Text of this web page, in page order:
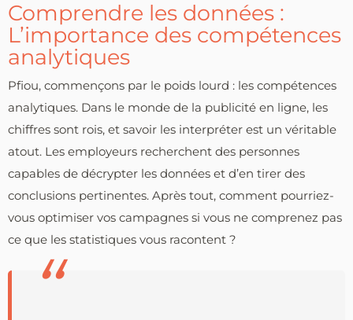
Comprendre les données :
L’importance des compétences
analytiques
Pfiou, commençons par le poids lourd : les compétences
analytiques. Dans le monde de la publicité en ligne, les
chiffres sont rois, et savoir les interpréter est un véritable
atout. Les employeurs recherchent des personnes
capables de décrypter les données et d’en tirer des
conclusions pertinentes. Après tout, comment pourriez-
vous optimiser vos campagnes si vous ne comprenez pas
ce que les statistiques vous racontent ?